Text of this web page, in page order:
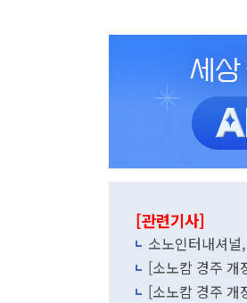
[관련기사]
소노인터내셔
[소노캄 경주 개
[소노캄 경주 개